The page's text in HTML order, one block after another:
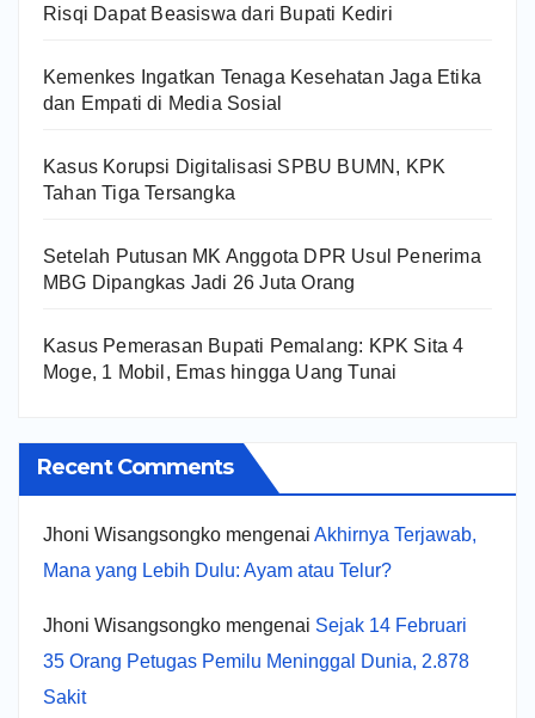
Risqi Dapat Beasiswa dari Bupati Kediri
Kemenkes Ingatkan Tenaga Kesehatan Jaga Etika
dan Empati di Media Sosial
Kasus Korupsi Digitalisasi SPBU BUMN, KPK
Tahan Tiga Tersangka
Setelah Putusan MK Anggota DPR Usul Penerima
MBG Dipangkas Jadi 26 Juta Orang
Kasus Pemerasan Bupati Pemalang: KPK Sita 4
Moge, 1 Mobil, Emas hingga Uang Tunai
Recent Comments
Jhoni Wisangsongko mengenai Akhirnya Terjawab,
Mana yang Lebih Dulu: Ayam atau Telur?
Jhoni Wisangsongko mengenai Sejak 14 Februari
35 Orang Petugas Pemilu Meninggal Dunia, 2.878
Sakit